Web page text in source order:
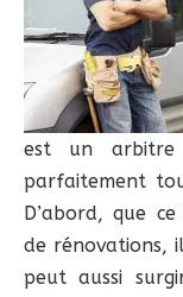
est un arbitre
parfaitement
D’abord, que
de rénovations,
peut aussi